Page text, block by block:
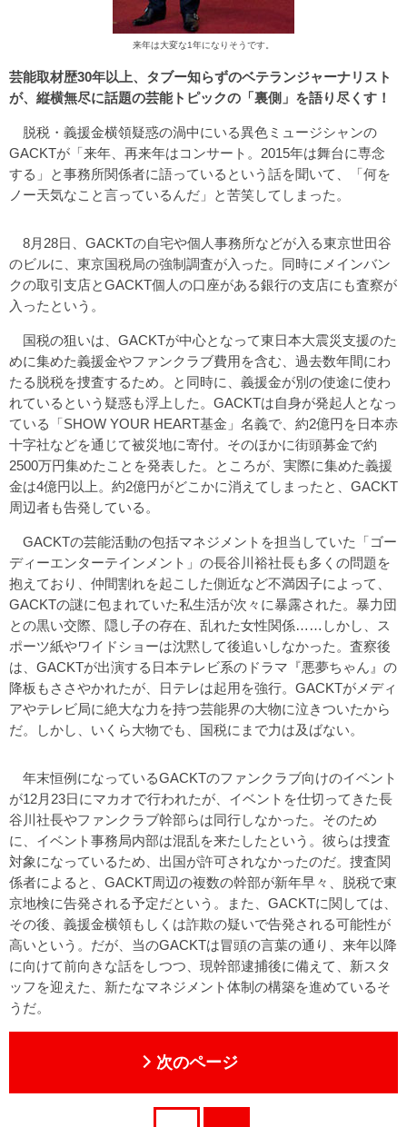
来年は大変な1年になりそうです。
芸能取材歴30年以上、タブー知らずのベテランジャーナリスト
が、縦横無尽に話題の芸能トピックの「裏側」を語り尽くす！
脱税・義援金横領疑惑の渦中にいる異色ミュージシャンの
GACKTが「来年、再来年はコンサート。2015年は舞台に専念
する」と事務所関係者に語っているという話を聞いて、「何を
ノー天気なこと言っているんだ」と苦笑してしまった。
8月28日、GACKTの自宅や個人事務所などが入る東京世田谷
のビルに、東京国税局の強制調査が入った。同時にメインバン
クの取引支店とGACKT個人の口座がある銀行の支店にも査察が
入ったという。
国税の狙いは、GACKTが中心となって東日本大震災支援のた
めに集めた義援金やファンクラブ費用を含む、過去数年間にわ
たる脱税を捜査するため。と同時に、義援金が別の使途に使わ
れているという疑惑も浮上した。GACKTは自身が発起人となっ
ている「SHOW YOUR HEART基金」名義で、約2億円を日本赤
十字社などを通じて被災地に寄付。そのほかに街頭募金で約
2500万円集めたことを発表した。ところが、実際に集めた義援
金は4億円以上。約2億円がどこかに消えてしまったと、GACKT
周辺者も告発している。
GACKTの芸能活動の包括マネジメントを担当していた「ゴー
ディーエンターテインメント」の長谷川裕社長も多くの問題を
抱えており、仲間割れを起こした側近など不満因子によって、
GACKTの謎に包まれていた私生活が次々に暴露された。暴力団
との黒い交際、隠し子の存在、乱れた女性関係……しかし、ス
ポーツ紙やワイドショーは沈黙して後追いしなかった。査察後
は、GACKTが出演する日本テレビ系のドラマ『悪夢ちゃん』の
降板もささやかれたが、日テレは起用を強行。GACKTがメディ
アやテレビ局に絶大な力を持つ芸能界の大物に泣きついたから
だ。しかし、いくら大物でも、国税にまで力は及ばない。
年末恒例になっているGACKTのファンクラブ向けのイベント
が12月23日にマカオで行われたが、イベントを仕切ってきた長
谷川社長やファンクラブ幹部らは同行しなかった。そのため
に、イベント事務局内部は混乱を来たしたという。彼らは捜査
対象になっているため、出国が許可されなかったのだ。捜査関
係者によると、GACKT周辺の複数の幹部が新年早々、脱税で東
京地検に告発される予定だという。また、GACKTに関しては、
その後、義援金横領もしくは詐欺の疑いで告発される可能性が
高いという。だが、当のGACKTは冒頭の言葉の通り、来年以降
に向けて前向きな話をしつつ、現幹部逮捕後に備えて、新スタ
ッフを迎えた、新たなマネジメント体制の構築を進めているそ
うだ。
次のページ